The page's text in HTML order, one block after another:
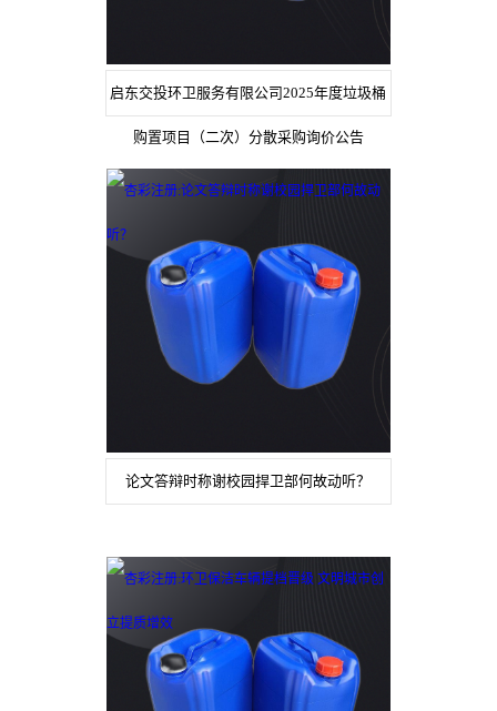
启东交投环卫服务有限公司2025年度垃圾桶
购置项目（二次）分散采购询价公告
论文答辩时称谢校园捍卫部何故动听？